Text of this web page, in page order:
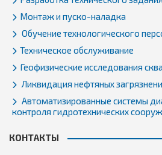
Монтаж и пуско-наладка
Обучение технологического
Техническое обслуживание
Геофизические исследования
Ликвидация нефтяных
Автоматизированные системы
контроля гидротехнических
КОНТАКТЫ